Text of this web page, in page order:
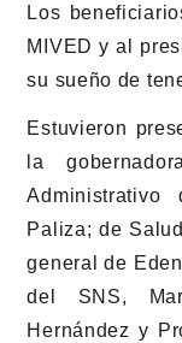
Los
MIVED y al
su sueño de
Estuvieron
la
Paliza; de
general de
del SNS,
Hernández y